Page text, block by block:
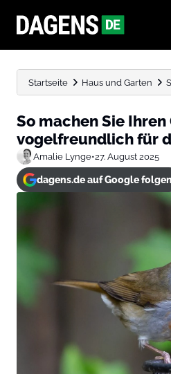
Startseite Haus und Garten
So machen Sie Ihren
vogelfreundlich für
Amalie Lynge•27. August 2025
dagens.de auf Google folgen